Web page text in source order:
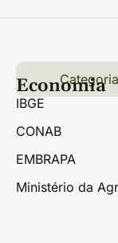
Links úteis
Economia
IBGE
CONAB
EMBRAPA
Ministério da